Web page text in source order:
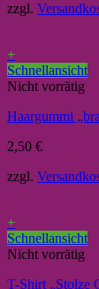
zzgl.
+
Schnellansicht
Nicht vorrätig
Haargummi
2,50 €
zzgl.
+
Schnellansicht
Nicht vorrätig
T-Shirt „Stolze